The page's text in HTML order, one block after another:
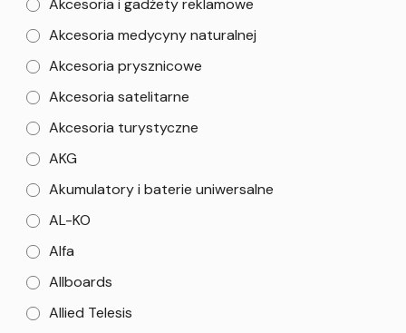
Akcesoria i gadżety reklamowe
Akcesoria medycyny naturalnej
Akcesoria prysznicowe
Akcesoria satelitarne
Akcesoria turystyczne
AKG
Akumulatory i baterie uniwersalne
AL-KO
Alfa
Allboards
Allied Telesis